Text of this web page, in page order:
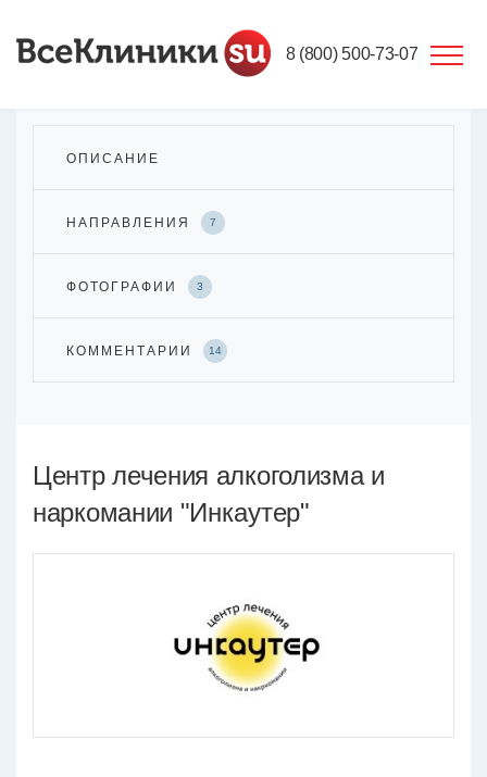
8 (800) 500-73-07
ОПИСАНИЕ
НАПРАВЛЕНИЯ 7
ФОТОГРАФИИ 3
КОММЕНТАРИИ 14
Центр лечения алкоголизма и
наркомании "Инкаутер"